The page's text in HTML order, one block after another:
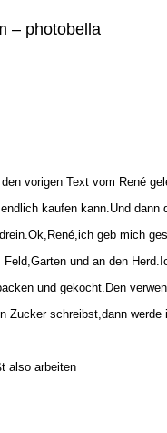
– photobella
vorigen Text vom René
kaufen kann.Und
geb mich
und an den
und gekocht.Den
Zucker schreibst,dann
also arbeiten